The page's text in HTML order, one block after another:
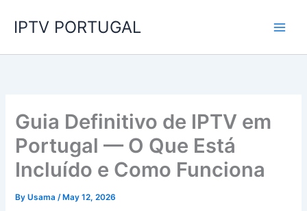
IPTV PORTUGAL
Guia Definitivo de IPTV em
Portugal — O Que Está
Incluído e Como Funciona
ByUsama/ May 12, 2026